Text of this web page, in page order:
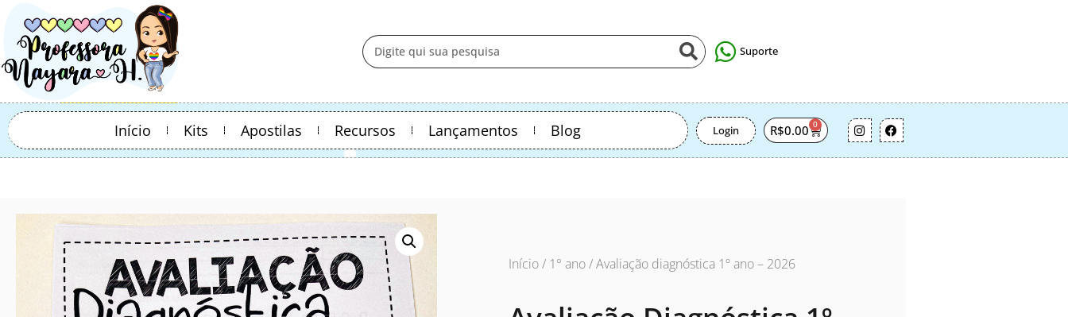
Suporte
Início Kits Apostilas Recursos Lançamentos Blog Login R$0.00 0
Início/ 1° ano/ Avaliação diagnóstica 1º ano – 2026